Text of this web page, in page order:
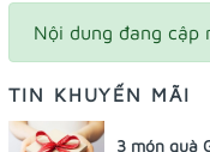
Nội dung đang cập
TIN KHUYẾN MÃI
3 món quà